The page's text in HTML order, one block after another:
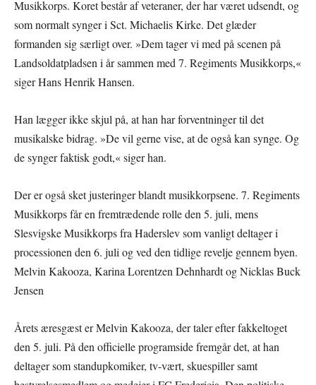
Musikkorps. Koret består af veteraner, der har været udsendt, og
som normalt synger i Sct. Michaelis Kirke. Det glæder
formanden sig særligt over. »Dem tager vi med på scenen på
Landsoldatpladsen i år sammen med 7. Regiments Musikkorps,«
siger Hans Henrik Hansen.
Han lægger ikke skjul på, at han har forventninger til det
musikalske bidrag. »De vil gerne vise, at de også kan synge. Og
de synger faktisk godt,« siger han.
Der er også sket justeringer blandt musikkorpsene. 7. Regiments
Musikkorps får en fremtrædende rolle den 5. juli, mens
Slesvigske Musikkorps fra Haderslev som vanligt deltager i
processionen den 6. juli og ved den tidlige revelje gennem byen.
Melvin Kakooza, Karina Lorentzen Dehnhardt og Nicklas Buck
Jensen
Årets æresgæst er Melvin Kakooza, der taler efter fakkeltoget
den 5. juli. På den officielle programside fremgår det, at han
deltager som standupkomiker, tv-vært, skuespiller samt